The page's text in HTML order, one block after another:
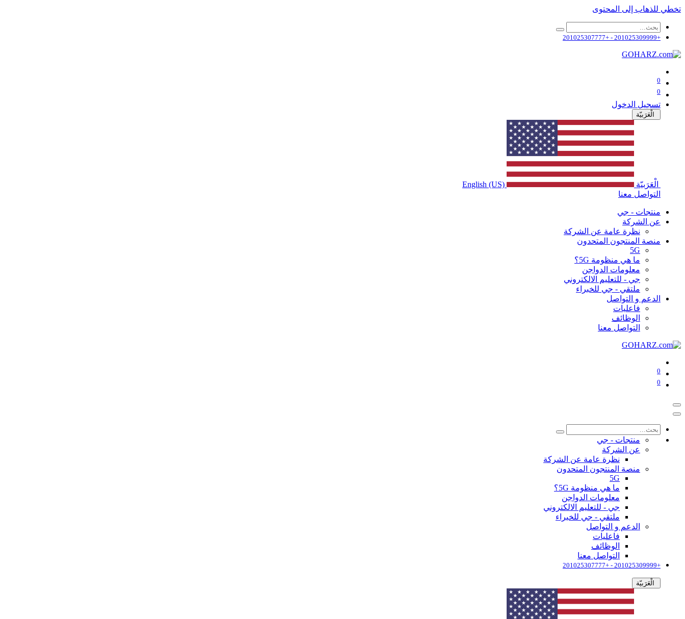
تخطي للذهاب إلى المحتوى
+201025309999 - +201025307777
0
0
تسجيل الدخول
الْعَرَبيّة
الْعَرَبيّة
English (US)
التواصل معنا
منتجات - جي
عن الشركة
نظرة عامة عن الشركة
منصة المنتجون المتحدون
5G
ما هي منظومة 5G؟
معلومات الدواجن
جي - للتعليم الالكتروني
ملتقي - جي للخبراء
الدعم و التواصل
فاعليات
الوظائف
التواصل معنا
0
0
منتجات - جي
عن الشركة
نظرة عامة عن الشركة
منصة المنتجون المتحدون
5G
ما هي منظومة 5G؟
معلومات الدواجن
جي - للتعليم الالكتروني
ملتقي - جي للخبراء
الدعم و التواصل
فاعليات
الوظائف
التواصل معنا
+201025309999 - +201025307777
الْعَرَبيّة